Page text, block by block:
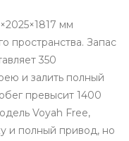
мм
пространства. Запас
350
и залить полный
превысит 1400
Voyah Free,
и полный привод, но